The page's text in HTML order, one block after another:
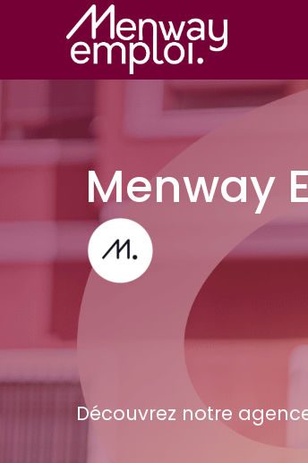
Menway
Découvrez notre